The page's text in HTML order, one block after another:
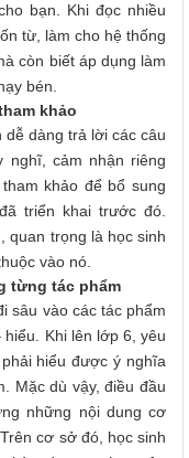
bạn. Khi đọc nhiều
từ, làm cho hệ thống
còn biết áp dụng làm
bén.
khảo
dàng trả lời các câu
nghĩ, cảm nhận riêng
khảo để bổ sung
triển khai trước đó.
quan trọng là học sinh
vào nó.
từng tác phẩm
sâu vào các tác phẩm
Khi lên lớp 6, yêu
hiểu được ý nghĩa
Mặc dù vậy, điều đầu
những nội dung cơ
cơ sở đó, học sinh